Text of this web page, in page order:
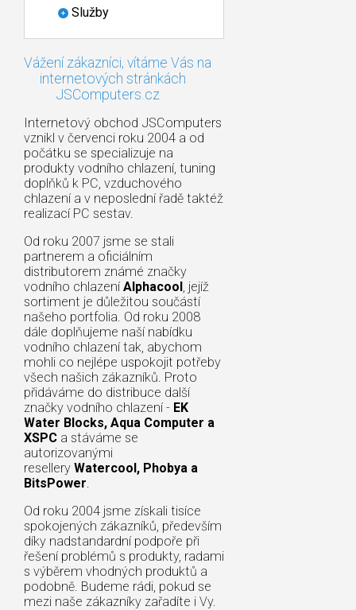
Služby
Vážení zákazníci, vítáme Vás na
internetových stránkách
JSComputers.cz
Internetový obchod JSComputers
vznikl v červenci roku 2004 a od
počátku se specializuje na
produkty vodního chlazení, tuning
doplňků k PC, vzduchového
chlazení a v neposlední řadě taktéž
realizací PC sestav.
Od roku 2007 jsme se stali
partnerem a oficiálním
distributorem známé značky
vodního chlazení Alphacool, jejíž
sortiment je důležitou součástí
našeho portfolia. Od roku 2008
dále doplňujeme naší nabídku
vodního chlazení tak, abychom
mohli co nejlépe uspokojit potřeby
všech našich zákazníků. Proto
přidáváme do distribuce další
značky vodního chlazení - EK
Water Blocks, Aqua Computer a
XSPC a stáváme se
autorizovanými
resellery Watercool, Phobya a
BitsPower.
Od roku 2004 jsme získali tisíce
spokojených zákazníků, především
díky nadstandardní podpoře při
řešení problémů s produkty, radami
s výběrem vhodných produktů a
podobně. Budeme rádi, pokud se
mezi naše zákazníky zařadíte i Vy.